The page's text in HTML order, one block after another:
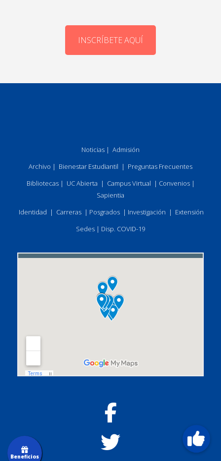
INSCRÍBETE AQUÍ
Noticias | Admisión
Archivo | Bienestar Estudiantil | Preguntas Frecuentes
Bibliotecas| UC Abierta | Campus Virtual | Convenios|
Sapientia
Identidad | Carreras | Posgrados | Investigación | Extensión
Sedes | Disp. COVID-19
Beneficios